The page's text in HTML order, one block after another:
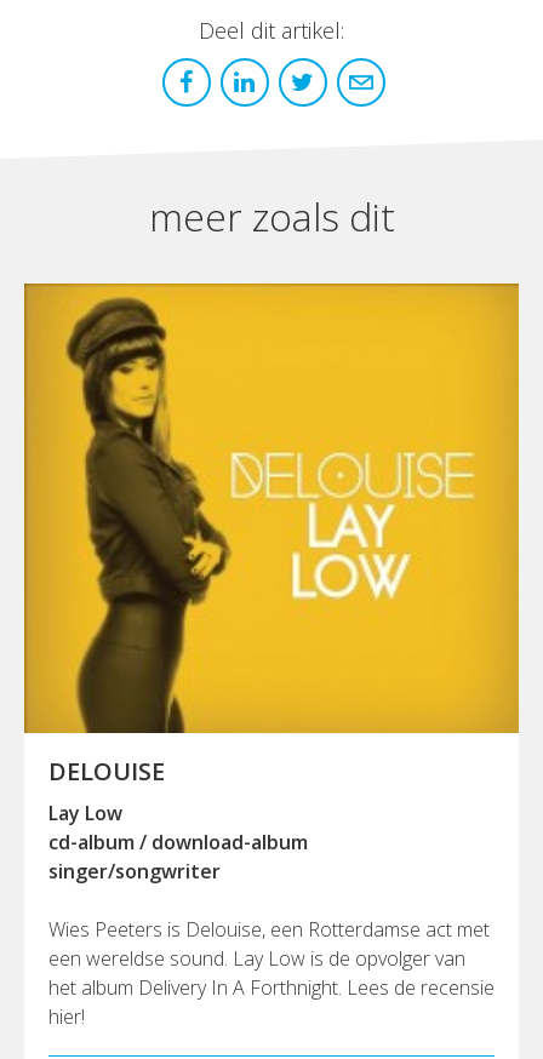
Deel dit artikel:
meer zoals dit
DELOUISE
Lay Low
cd-album / download-album
singer/songwriter
Wies Peeters is Delouise, een Rotterdamse act met
een wereldse sound. Lay Low is de opvolger van
het album Delivery In A Forthnight. Lees de recensie
hier!